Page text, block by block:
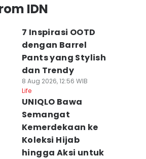
IDN
7 Inspirasi OOTD
dengan Barrel
Pants yang Stylish
dan Trendy
8 Aug 2026, 12:56 WIB
Life
UNIQLO Bawa
Semangat
Kemerdekaan ke
Koleksi Hijab
hingga Aksi untuk